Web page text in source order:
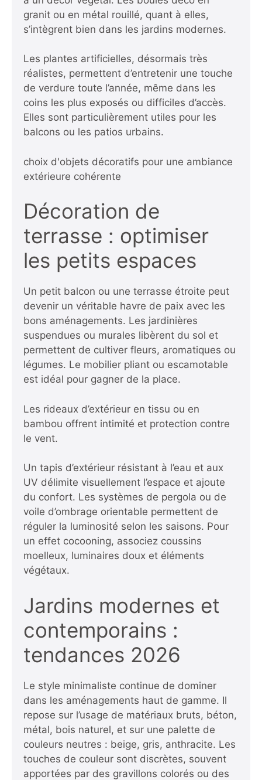
granit ou en métal rouillé, quant à elles,
s’intègrent bien dans les jardins modernes.
Les plantes artificielles, désormais très
réalistes, permettent d’entretenir une touche
de verdure toute l’année, même dans les
coins les plus exposés ou difficiles d’accès.
Elles sont particulièrement utiles pour les
balcons ou les patios urbains.
choix d'objets décoratifs pour une ambiance
extérieure cohérente
Décoration de
terrasse : optimiser
les petits espaces
Un petit balcon ou une terrasse étroite peut
devenir un véritable havre de paix avec les
bons aménagements. Les jardinières
suspendues ou murales libèrent du sol et
permettent de cultiver fleurs, aromatiques ou
légumes. Le mobilier pliant ou escamotable
est idéal pour gagner de la place.
Les rideaux d’extérieur en tissu ou en
bambou offrent intimité et protection contre
le vent.
Un tapis d’extérieur résistant à l’eau et aux
UV délimite visuellement l’espace et ajoute
du confort. Les systèmes de pergola ou de
voile d’ombrage orientable permettent de
réguler la luminosité selon les saisons. Pour
un effet cocooning, associez coussins
moelleux, luminaires doux et éléments
végétaux.
Jardins modernes et
contemporains :
tendances 2026
Le style minimaliste continue de dominer
dans les aménagements haut de gamme. Il
repose sur l’usage de matériaux bruts, béton,
métal, bois naturel, et sur une palette de
couleurs neutres : beige, gris, anthracite. Les
touches de couleur sont discrètes, souvent
apportées par des gravillons colorés ou des